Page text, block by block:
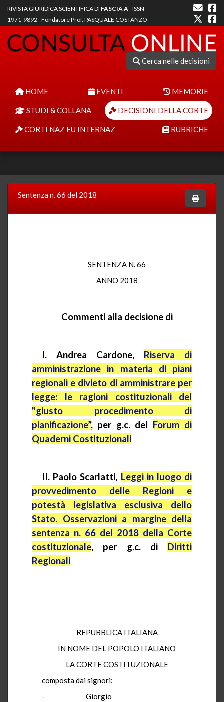
RIVISTA GIURIDICA SCIENTIFICA DI FASCIA A- ISSN
1971-9892 - Fondatore Prof. PASQUALE COSTANZO
Cerca nelle decisioni
HOME EVENTI MEMORIE
STUDI & COLLANA DECISIONI DELLA CORTE
CORTI NAZ EU INTERNAZ RUBRICHE
Sentenza n. 66 del 2018
SENTENZA N. 66
ANNO 2018
Commenti alla decisione di
I. Andrea Cardone, Riserva di
amministrazione in materia di piani
regionali e divieto di amministrare per
legge: le ragioni costituzionali del
"giusto procedimento di
pianificazione”, per g.c.del Forum di
Quaderni Costituzionali
II. Paolo Scarlatti, Leggi in luogo di
provvedimento delle Regioni e
potestà legislativa esclusiva dello
Stato. Osservazioni a margine della
sentenza n. 66 del 2018 della Corte
costituzionale, per g.c.di Diritti
Regionali
REPUBBLICA ITALIANA
IN NOME DEL POPOLO ITALIANO
LA CORTE COSTITUZIONALE
composta dai signori:
-
Giorgio